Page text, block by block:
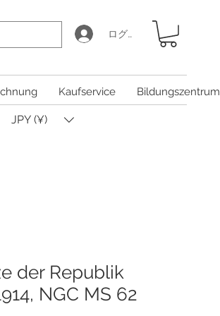
ログイン
Kaufservice Bildungszentrum
JPY (¥)
der Republik
NGC MS 62